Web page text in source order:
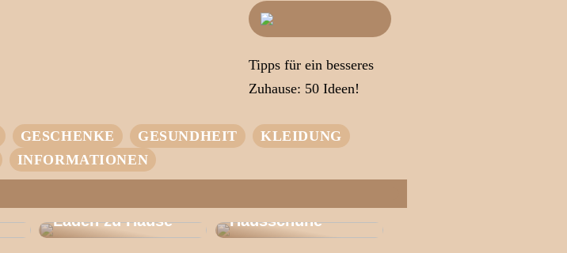
Tipps für ein besseres
Zuhause: 50 Ideen!
GESCHENKE GESUNDHEIT
KLEIDUNG
INFORMATIONEN
intelligentes
Laden zu Hause
Das Geheimnis
Wärme
Hausschuhe